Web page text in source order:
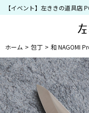
【イベント】左ききの道具店
ホーム 包丁 和 NAGOMI